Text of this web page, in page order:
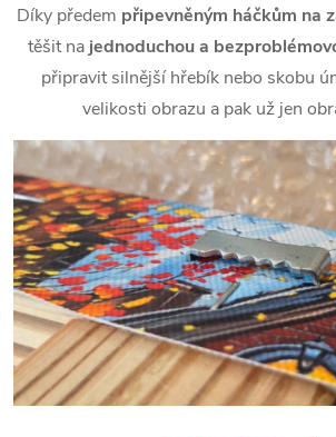
Díky předem připevněným háčkům na
těšit na jednoduchou a
připravit silnější hřebík nebo skobu
velikosti obrazu a pak už jen